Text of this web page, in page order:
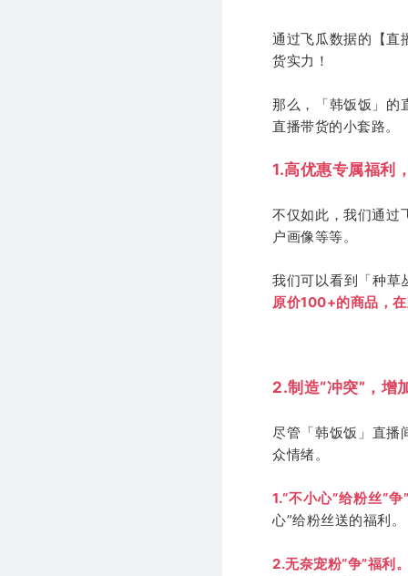
通过飞瓜数据的【直
货实力！
那么，「韩饭饭」的
直播带货的小套路。
1.高优惠专属福利
不仅如此，我们通过
户画像等等。
我们可以看到「种草
原价100+的商品，
2.制造“冲突”，增
尽管「韩饭饭」直播
众情绪。
1.“不小心”给粉丝“争
心”给粉丝送的福利。
2.无奈宠粉“争”福利